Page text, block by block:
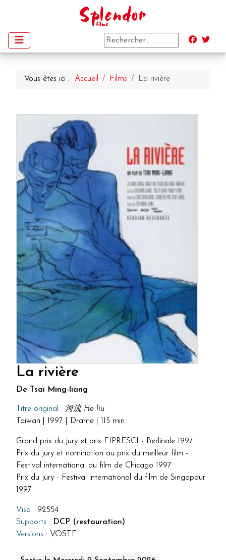
Vous êtes ici : Accueil Films La rivière
La rivière
De Tsai Ming-liang
Titre original : 河流 He liu
Taiwan | 1997 | Drame | 115 min
Grand prix du jury et prix FIPRESCI - Berlinale 1997
Prix du jury et nomination au prix du meilleur film -
Festival international du film de Chicago 1997
Prix du jury - Festival international du film de Singapour
1997
Visa : 92554
Supports : DCP (restauration)
Versions : VOSTF